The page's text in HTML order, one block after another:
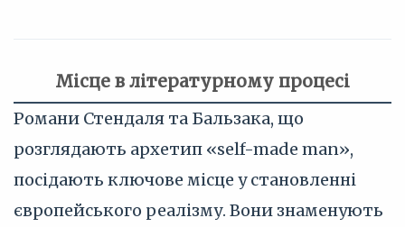
Місце в літературному процесі
Романи Стендаля та Бальзака, що
розглядають архетип «self-made man»,
посідають ключове місце у становленні
європейського реалізму. Вони знаменують